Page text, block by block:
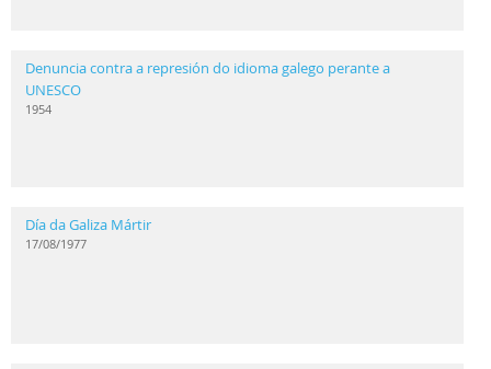
Denuncia contra a represión do idioma galego perante a
UNESCO
1954
Día da Galiza Mártir
17/08/1977